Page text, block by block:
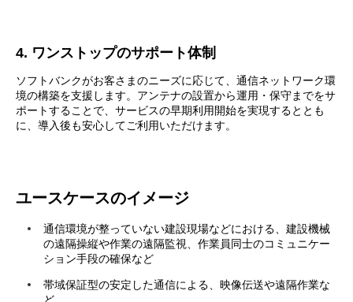
4. ワンストップのサポート体制
ソフトバンクがお客さまのニーズに応じて、通信ネットワーク環
境の構築を支援します。アンテナの設置から運用・保守までをサ
ポートすることで、サービスの早期利用開始を実現するととも
に、導入後も安心してご利用いただけます。
ユースケースのイメージ
通信環境が整っていない建設現場などにおける、建設機械
の遠隔操縦や作業の遠隔監視、作業員同士のコミュニケー
ション手段の確保など
帯域保証型の安定した通信による、映像伝送や遠隔作業な